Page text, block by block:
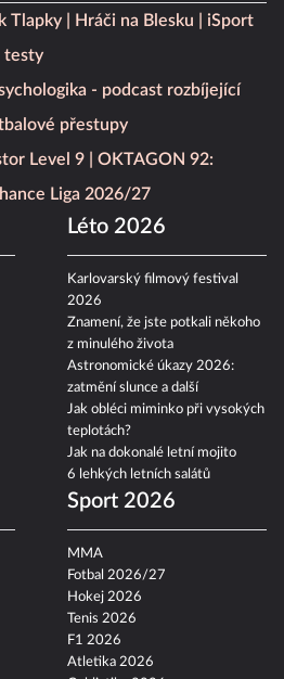
Tlapky Hráči na Blesku
iSport
testy
- podcast rozbíjející
přestupy
Level 9
OKTAGON 92:
Liga 2026/27
Léto 2026
Karlovarský filmový festival
2026
Znamení, že jste potkali někoho
z minulého života
Astronomické úkazy 2026:
zatmění slunce a další
Jak obléci miminko při vysokých
teplotách?
Jak na dokonalé letní mojito
6 lehkých letních salátů
Sport 2026
MMA
Fotbal 2026/27
Hokej 2026
Tenis 2026
F1 2026
Atletika 2026